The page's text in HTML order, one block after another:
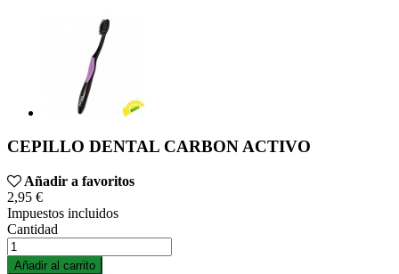
CEPILLO DENTAL CARBON ACTIVO
Añadir a favoritos
2,95 €
Impuestos incluidos
Cantidad
Añadir al carrito